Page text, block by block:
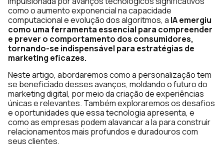
como o aumento exponencial na capacidade
computacional e evolução dos algoritmos, a IA emergiu
como uma ferramenta essencial para compreender
e prever o comportamento dos consumidores,
tornando-se indispensável para estratégias de
marketing eficazes.
Neste artigo, abordaremos como a personalização tem
se beneficiado desses avanços, moldando o futuro do
marketing digital, por meio da criação de experiências
únicas e relevantes. Também exploraremos os desafios
e oportunidades que essa tecnologia apresenta, e
como as empresas podem alavancar a Ia para construir
relacionamentos mais profundos e duradouros com
seus clientes.